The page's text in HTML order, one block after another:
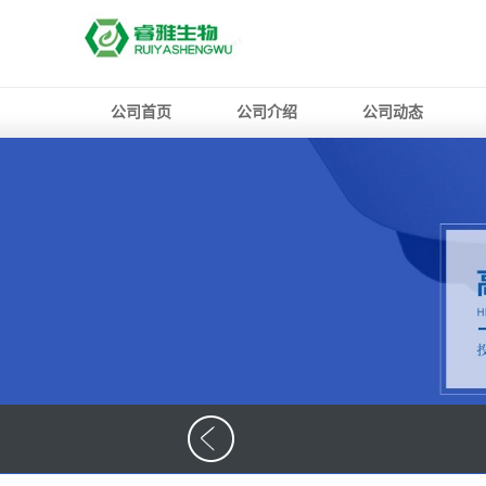
公司首页 公司介绍 公司动态